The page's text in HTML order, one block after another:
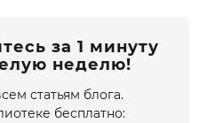
за 1 минуту
неделю!
статьям блога.
бесплатно: